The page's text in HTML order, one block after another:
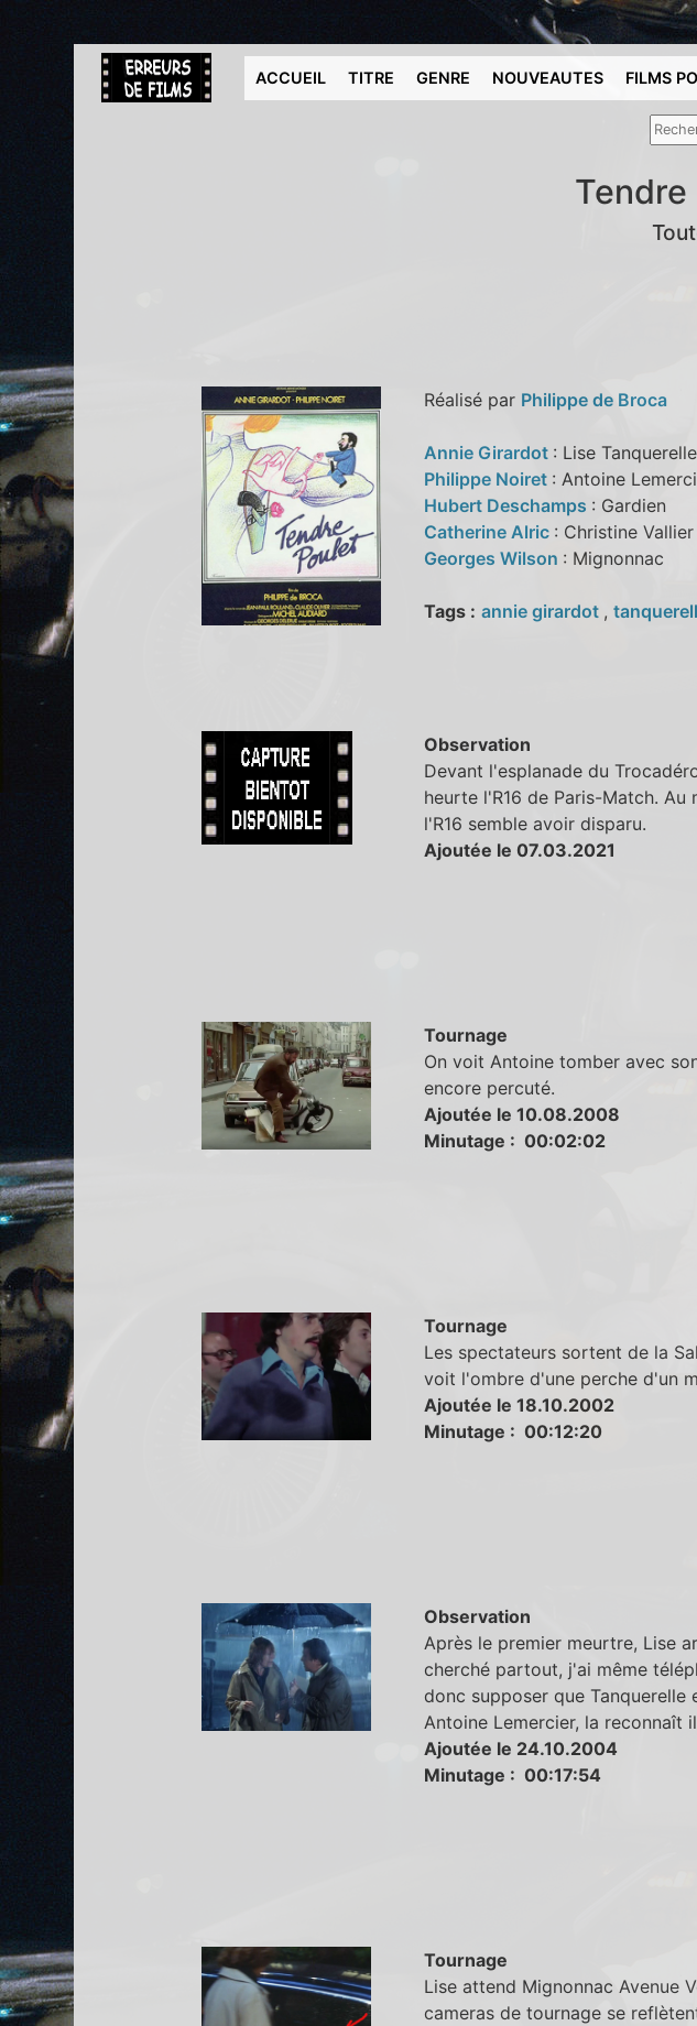
ACCUEIL TITRE GENRE NOUVEAUTES FILMS
Tendre
Réalisé par Philippe de Broca
Annie Girardot : Lise Tanquerelle
Philippe Noiret : Antoine
Hubert Deschamps : Gardien
Catherine Alric : Christine Vallier
Georges Wilson : Mignonnac
Tags : annie girardot ,
Observation
Devant l'esplanade du
heurte l'R16 de Paris-Match.
l'R16 semble avoir disparu.
Ajoutée le 07.03.2021
Tournage
On voit Antoine tomber avec
encore percuté.
Ajoutée le 10.08.2008
Minutage : 00:02:02
Tournage
Les spectateurs sortent de la
voit l'ombre d'une perche d'un
Ajoutée le 18.10.2002
Minutage : 00:12:20
Observation
Après le premier meurtre, Lise
cherché partout, j'ai même
donc supposer que
Antoine Lemercier, la reconnaît
Ajoutée le 24.10.2004
Minutage : 00:17:54
Tournage
Lise attend Mignonnac Avenue
cameras de tournage se